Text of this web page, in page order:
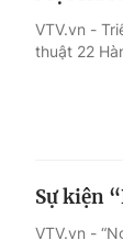
VTV.vn -
thuật 22
Sự kiện
VTV.vn -